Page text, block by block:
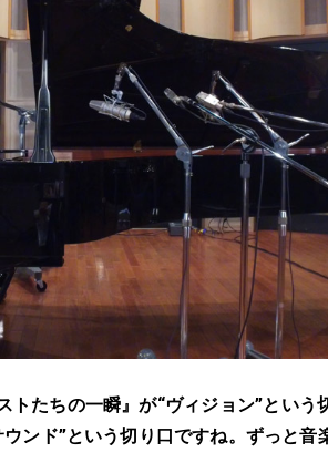
たちの一瞬』が“ヴィジョン”という
ンド”という切り口ですね。ずっと音